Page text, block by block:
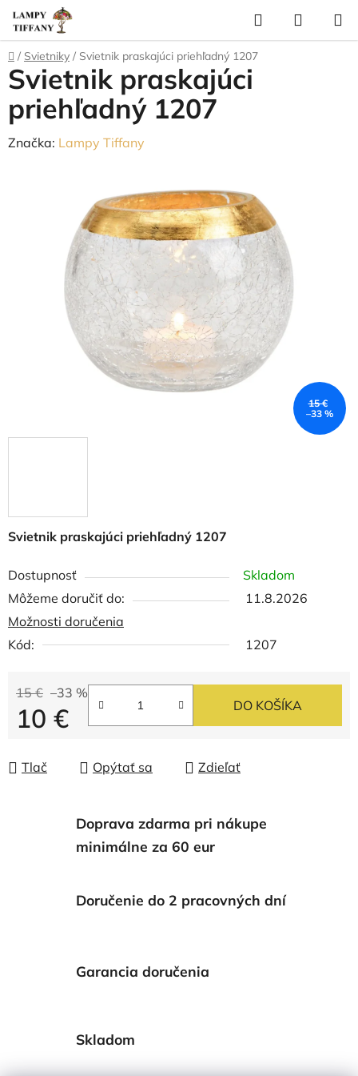
Prejsť
na
obsah
Hľadať
KOŠÍK
Domov
/ Svietniky / Svietnik praskajúci priehľadný 1207
Svietnik praskajúci priehľadný 1207
Dostupnosť
Skladom
Môžeme doručiť do:
11.8.2026
Možnosti doručenia
Kód:
1207
15 € –33 %
10 € DO KOŠÍKA
Tlač Opýtať sa Zdieľať
Svietnik praskajúci
priehľadný 1207
Značka: Lampy Tiffany
15 €
–33 %
Doprava zdarma pri nákupe
minimálne za 60 eur
Doručenie do 2 pracovných dní
Garancia doručenia
Skladom